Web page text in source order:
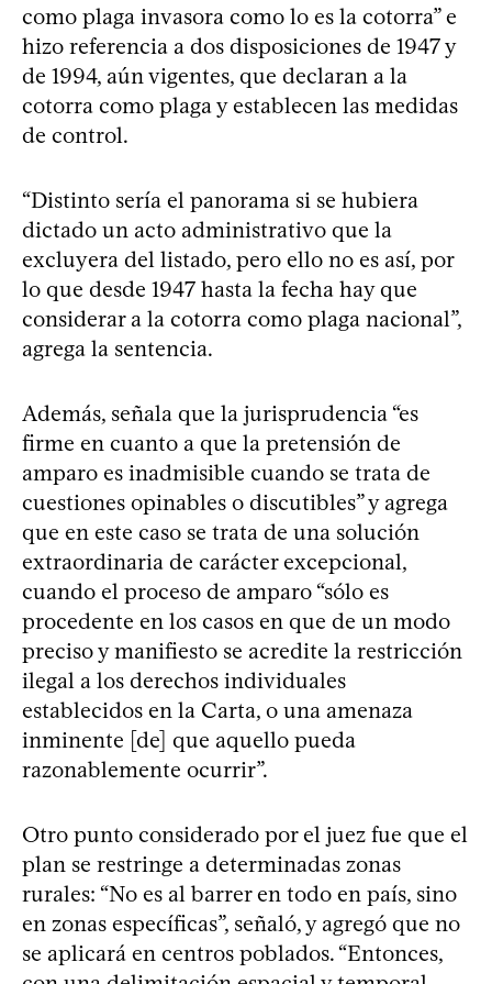
como plaga invasora como lo es la cotorra” e
hizo referencia a dos disposiciones de 1947 y
de 1994, aún vigentes, que declaran a la
cotorra como plaga y establecen las medidas
de control.
“Distinto sería el panorama si se hubiera
dictado un acto administrativo que la
excluyera del listado, pero ello no es así, por
lo que desde 1947 hasta la fecha hay que
considerar a la cotorra como plaga nacional”,
agrega la sentencia.
Además, señala que la jurisprudencia “es
firme en cuanto a que la pretensión de
amparo es inadmisible cuando se trata de
cuestiones opinables o discutibles” y agrega
que en este caso se trata de una solución
extraordinaria de carácter excepcional,
cuando el proceso de amparo “sólo es
procedente en los casos en que de un modo
preciso y manifiesto se acredite la restricción
ilegal a los derechos individuales
establecidos en la Carta, o una amenaza
inminente [de] que aquello pueda
razonablemente ocurrir”.
Otro punto considerado por el juez fue que el
plan se restringe a determinadas zonas
rurales: “No es al barrer en todo en país, sino
en zonas específicas”, señaló, y agregó que no
se aplicará en centros poblados. “Entonces,